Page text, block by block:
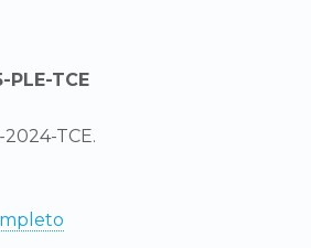
TCE
2024-TCE.